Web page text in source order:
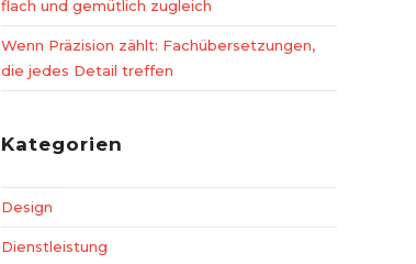
flach und gemütlich zugleich
Wenn Präzision zählt: Fachübersetzungen,
die jedes Detail treffen
Kategorien
Design
Dienstleistung